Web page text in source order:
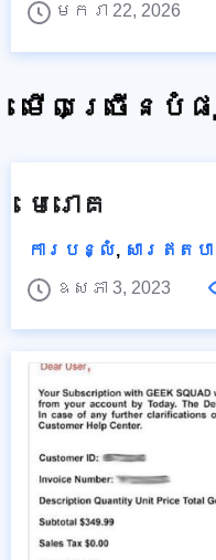
មករា 22, 2026
មើលច្រើនបំ
មេរោគ
ការបន្លំ, សារឥតបា
ឧសភា 3, 2023